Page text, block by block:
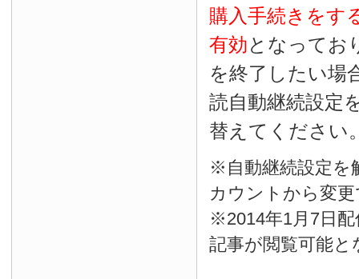
購入手続きをす
有効となってお
を終了したい場
読自動継続設定
替えてください
※自動継続設定を
カウントから変
※2014年1月7日
記事が閲覧可能